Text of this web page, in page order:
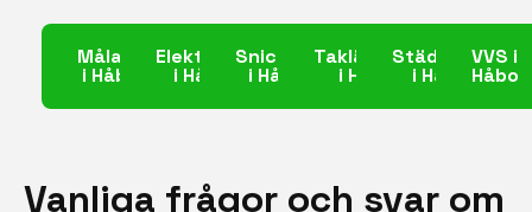
Målare
i Håbo
Elektriker
i Håbo
Snickare
i Håbo
Takläggare
i Håbo
Städfirma
i Håbo
VVS i
Håbo
Vanliga frågor och svar om